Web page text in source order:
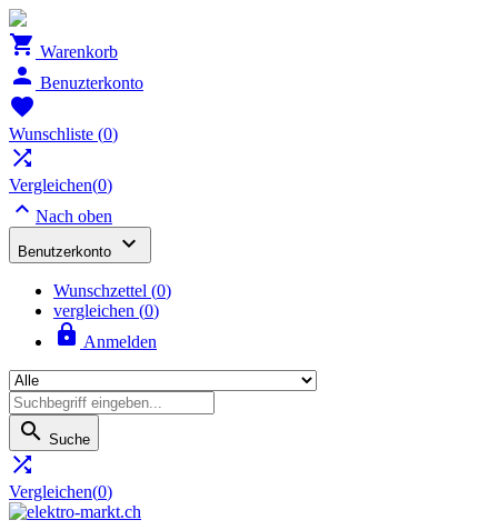
 Warenkorb
 Benuzterkonto

Wunschliste (0)

Vergleichen(0)
 Nach oben
Benutzerkonto 
Wunschzettel (0)
vergleichen (0)
 Anmelden
 Suche

Vergleichen(0)